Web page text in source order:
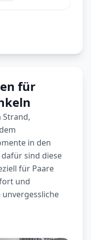
für
Strand,
in den
sind diese
für Paare
und